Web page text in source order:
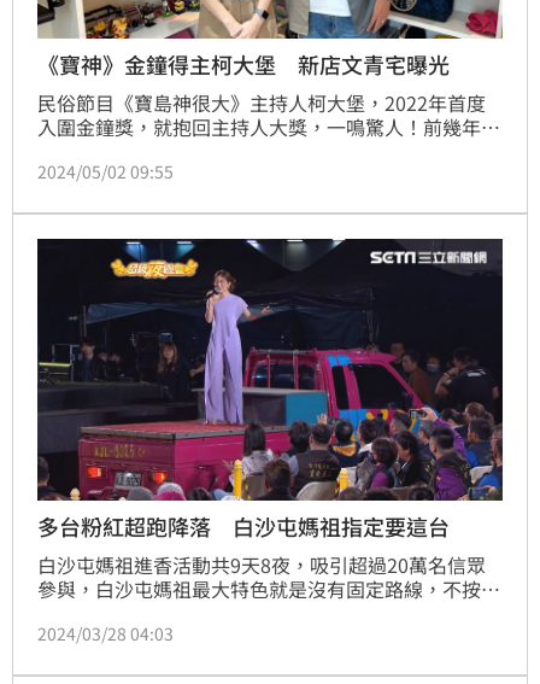
《寶神》金鐘得主柯大堡 新店文青宅曝光
民俗節目《寶島神很大》主持人柯大堡，2022年首度
入圍金鐘獎，就抱回主持人大獎，一鳴驚人！前幾年他
主持人廖婕妤驚喜拜訪，柯大堡家窗外還能看到安坑輕
適，在家裡頭也處處可見他與神明的緣分。
2024/05/02 09:55
多台粉紅超跑降落 白沙屯媽祖指定要這台
白沙屯媽祖進香活動共9天8夜，吸引超過20萬名信眾
參與，白沙屯媽祖最大特色就是沒有固定路線，不按牌
跑」，白沙屯媽祖進香活動已於3月26日圓滿落幕，沒
2024/03/28 04:03